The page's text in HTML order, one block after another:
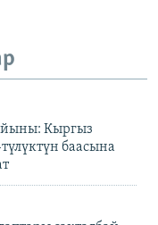
Кыргыз
баасына